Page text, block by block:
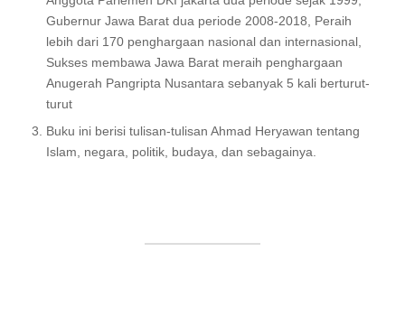
Gubernur Jawa Barat dua periode 2008-2018, Peraih
lebih dari 170 penghargaan nasional dan internasional,
Sukses membawa Jawa Barat meraih penghargaan
Anugerah Pangripta Nusantara sebanyak 5 kali berturut-
turut
Buku ini berisi tulisan-tulisan Ahmad Heryawan tentang
Islam, negara, politik, budaya, dan sebagainya.